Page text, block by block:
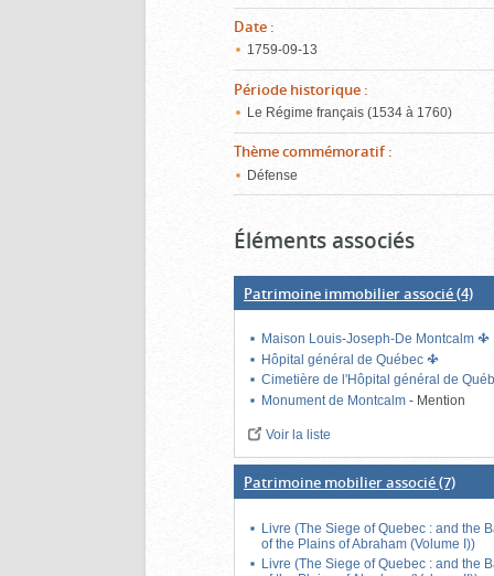
Date :
1759‑09‑13
Période historique :
Le Régime français (1534 à 1760)
Thème commémoratif:
Défense
Éléments associés
Patrimoine immobilier associé(4)
Maison Louis-Joseph-De Montcalm
Hôpital général de Québec
Cimetière de l'Hôpital général de
Monument de Montcalm- Mention
Voir la liste
Patrimoine mobilier associé(7)
Livre (The Siege of Quebec : and the
of the Plains of Abraham (Volume I))
Livre (The Siege of Quebec : and the